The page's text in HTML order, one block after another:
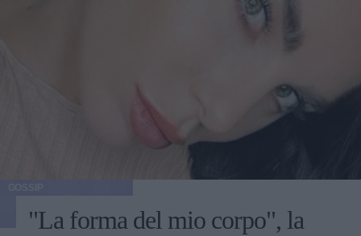
"La forma del mio corpo", la